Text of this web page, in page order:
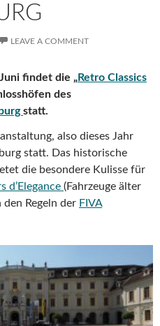
LEAVE A COMMENT
findet die „Retro Classics
des
statt.
also dieses Jahr
statt. Das historische
die besondere Kulisse für
d’Elegance (Fahrzeuge älter
den Regeln der FIVA